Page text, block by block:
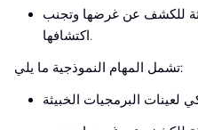
للكشف عن غرضها وتجنب
اكتشافها.
تشمل المهام النموذجية ما يلي: